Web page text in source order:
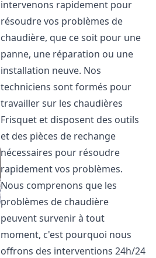
intervenons rapidement pour
résoudre vos problèmes de
chaudière, que ce soit pour une
panne, une réparation ou une
installation neuve. Nos
techniciens sont formés pour
travailler sur les chaudières
Frisquet et disposent des outils
et des pièces de rechange
nécessaires pour résoudre
rapidement vos problèmes.
Nous comprenons que les
problèmes de chaudière
peuvent survenir à tout
moment, c'est pourquoi nous
offrons des interventions 24h/24